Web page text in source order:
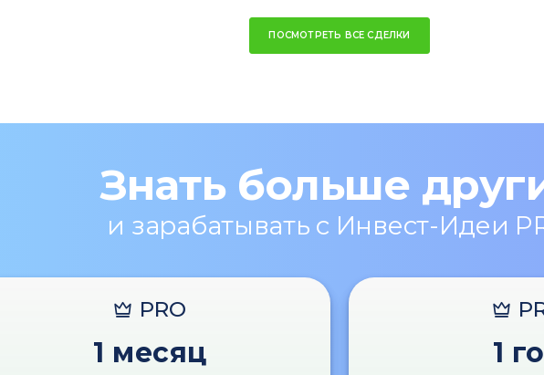
ПОСМОТРЕТЬ ВСЕ СДЕЛКИ
Знать больше
и зарабатывать с Инвест-Идеи
PRO
1 месяц 1